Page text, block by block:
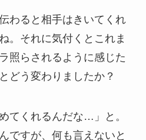
わると相手はきいてくれ
。それに気付くとこれま
照らされるように感じた
どう変わりましたか？
てくれるんだな…」と。
ですが、何も言えないと